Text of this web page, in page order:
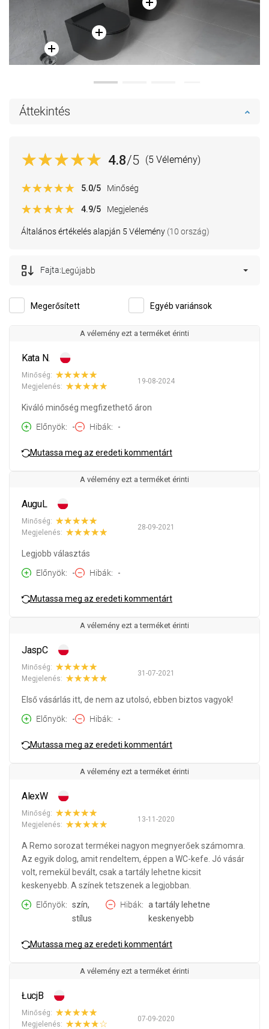
Áttekintés
4.8/5 (5 Vélemény)
Általános értékelés alapján 5 Vélemény (10 ország)
5.0/5 Minőség
4.9/5 Megjelenés
Megerősített Egyéb variánsok
Fajta:Legújabb
A vélemény ezt a terméket érinti
Kata N.
19-08-2024
Minőség:
Megjelenés:
Kiváló minőség megfizethető áron
Előnyök
- Hibák -
Mutassa meg az eredeti kommentárt
A vélemény ezt a terméket érinti
AuguL
28-09-2021
Minőség:
Megjelenés:
Legjobb választás
Előnyök
- Hibák -
Mutassa meg az eredeti kommentárt
A vélemény ezt a terméket érinti
JaspC
31-07-2021
Minőség:
Megjelenés:
Első vásárlás itt, de nem az utolsó, ebben biztos vagyok!
Előnyök
- Hibák -
Mutassa meg az eredeti kommentárt
A vélemény ezt a terméket érinti
AlexW
13-11-2020
Minőség:
Megjelenés:
A Remo sorozat termékei nagyon megnyerőek számomra.
Az egyik dolog, amit rendeltem, éppen a WC-kefe. Jó vásár
volt, remekül bevált, csak a tartály lehetne kicsit
keskenyebb. A színek tetszenek a legjobban.
Előnyök
szín,
stílus
Hibák
a tartály lehetne
keskenyebb
Mutassa meg az eredeti kommentárt
A vélemény ezt a terméket érinti
ŁucjB
07-09-2020
Minőség:
Megjelenés: